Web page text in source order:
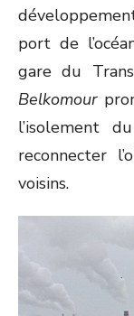
port de
gare du
Belkomour
l’isolement
reconnecter
voisins.